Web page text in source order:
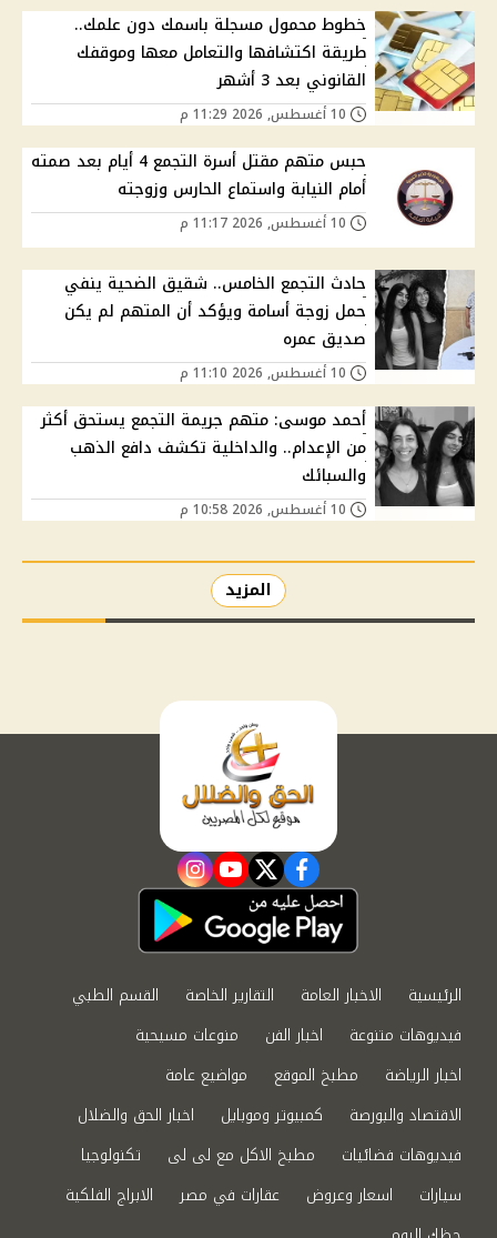
خطوط محمول مسجلة باسمك دون علمك..
طريقة اكتشافها والتعامل معها وموقفك
القانوني بعد 3 أشهر
حبس متهم مقتل أسرة التجمع 4 أيام بعد صمته
أمام النيابة واستماع الحارس وزوجته
حادث التجمع الخامس.. شقيق الضحية ينفي
حمل زوجة أسامة ويؤكد أن المتهم لم يكن
صديق عمره
أحمد موسى: متهم جريمة التجمع يستحق أكثر
من الإعدام.. والداخلية تكشف دافع الذهب
والسبائك
المزيد
facebook
twitter
youtube
instagram
الرئيسية الاخبار العامة التقارير الخاصة
القسم الطبي
فيديوهات متنوعة
اخبار الفن
منوعات مسيحية
اخبار الرياضة
مطبخ الموقع
مواضيع عامة
الاقتصاد والبورصة
كمبيوتر وموبايل
اخبار الحق والضلال
فيديوهات فضائيات
مطبخ الاكل مع لى لى
تكنولوجيا
سيارات
اسعار وعروض عقارات في مصر
الابراج الفلكية